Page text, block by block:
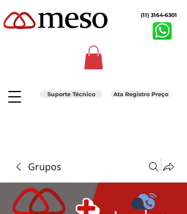
(11) 3164-6301
Suporte Técnico Ata Registro Preço
Grupos